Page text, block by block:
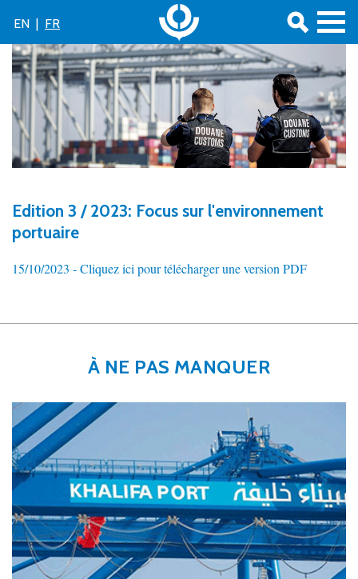
EN | FR
Edition 3 / 2023: Focus sur l'environnement
portuaire
15/10/2023 -Cliquez ici pour télécharger une version PDF
À NE PAS MANQUER